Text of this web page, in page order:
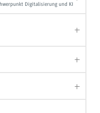
Digitalisierung und KI